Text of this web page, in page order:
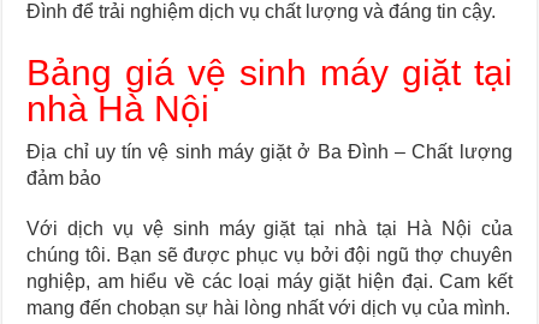
Đình để trải nghiệm dịch vụ chất lượng và đáng tin cậy.
Bảng giá vệ sinh máy giặt tại
nhà Hà Nội
Địa chỉ uy tín vệ sinh máy giặt ở Ba Đình – Chất lượng
đảm bảo
Với dịch vụ vệ sinh máy giặt tại nhà tại Hà Nội của
chúng tôi. Bạn sẽ được phục vụ bởi đội ngũ thợ chuyên
nghiệp, am hiểu về các loại máy giặt hiện đại. Cam kết
mang đến chobạn sự hài lòng nhất với dịch vụ của mình.